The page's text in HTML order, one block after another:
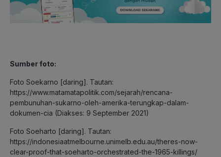
Sumber foto:
Foto Soekarno [daring]. Tautan:
https://www.matamatapolitik.com/sejarah/rencana-
pembunuhan-sukarno-oleh-amerika-terungkap-dalam-
dokumen-cia (Diakses: 9 September 2021)
Foto Soeharto [daring]. Tautan:
https://indonesiaatmelbourne.unimelb.edu.au/theres-now-
clear-proof-that-soeharto-orchestrated-the-1965-killings/